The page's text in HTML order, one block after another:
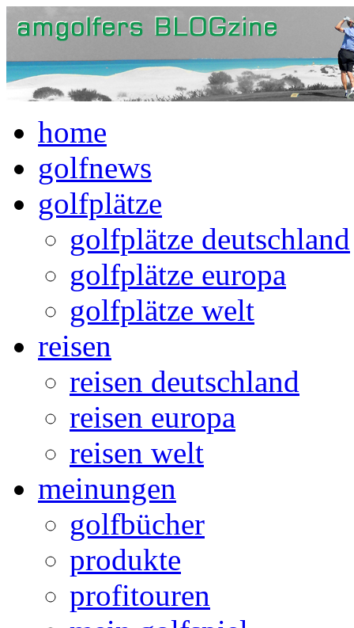
home
golfnews
golfplätze
golfplätze deutschland
golfplätze europa
golfplätze welt
reisen
reisen deutschland
reisen europa
reisen welt
meinungen
golfbücher
produkte
profitouren